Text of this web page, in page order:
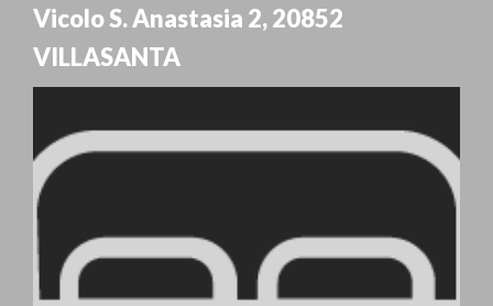
Vicolo S. Anastasia 2,20852
VILLASANTA